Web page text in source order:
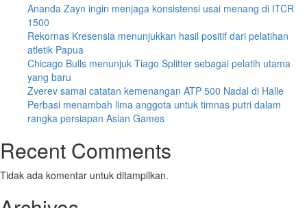
Ananda Zayn ingin menjaga konsistensi usai menang di ITCR
1500
Rekornas Kresensia menunjukkan hasil positif dari pelatihan
atletik Papua
Chicago Bulls menunjuk Tiago Splitter sebagai pelatih utama
yang baru
Zverev samai catatan kemenangan ATP 500 Nadal di Halle
Perbasi menambah lima anggota untuk timnas putri dalam
rangka persiapan Asian Games
Recent Comments
Tidak ada komentar untuk ditampilkan.